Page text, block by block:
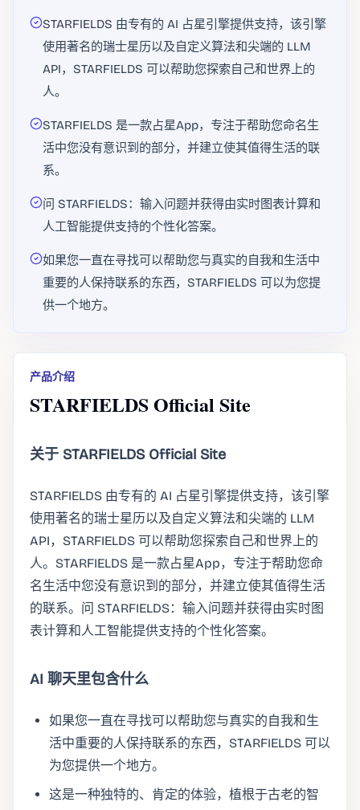
STARFIELDS 由专有的 AI 占星引擎提供支持，该引擎
使用著名的瑞士星历以及自定义算法和尖端的 LLM
API，STARFIELDS 可以帮助您探索自己和世界上的
人。
STARFIELDS 是一款占星App，专注于帮助您命名生
活中您没有意识到的部分，并建立使其值得生活的联
系。
问 STARFIELDS：输入问题并获得由实时图表计算和
人工智能提供支持的个性化答案。
如果您一直在寻找可以帮助您与真实的自我和生活中
重要的人保持联系的东西，STARFIELDS 可以为您提
供一个地方。
产品介绍
STARFIELDS Official Site
关于 STARFIELDS Official Site
STARFIELDS 由专有的 AI 占星引擎提供支持，该引擎
使用著名的瑞士星历以及自定义算法和尖端的 LLM
API，STARFIELDS 可以帮助您探索自己和世界上的
人。STARFIELDS 是一款占星App，专注于帮助您命
名生活中您没有意识到的部分，并建立使其值得生活
的联系。问 STARFIELDS：输入问题并获得由实时图
表计算和人工智能提供支持的个性化答案。
AI 聊天里包含什么
如果您一直在寻找可以帮助您与真实的自我和生
活中重要的人保持联系的东西，STARFIELDS 可以
为您提供一个地方。
这是一种独特的、肯定的体验，植根于古老的智